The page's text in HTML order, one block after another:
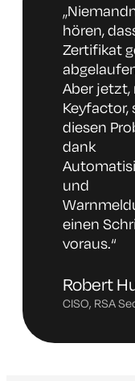
„Niemand
hören,
Zertifikat
Aber jetzt,
Keyfactor,
diesen
dank
und
einen
voraus.“
Robert
CISO, RSA